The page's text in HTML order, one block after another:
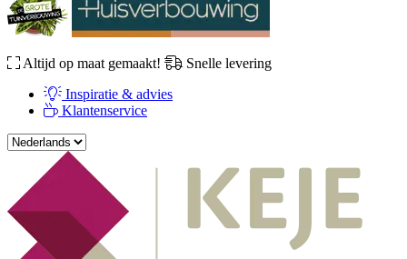
Altijd op maat gemaakt!
Snelle levering
Inspiratie & advies
Klantenservice